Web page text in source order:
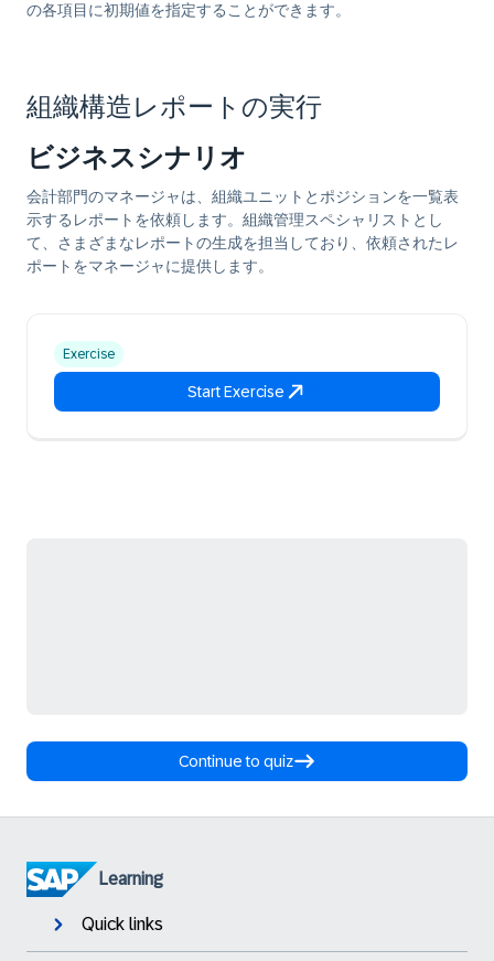
の各項目に初期値を指定することができます。
組織構造レポートの実行
ビジネスシナリオ
会計部門のマネージャは、組織ユニットとポジションを一覧表
示するレポートを依頼します。組織管理スペシャリストとし
て、さまざまなレポートの生成を担当しており、依頼されたレ
ポートをマネージャに提供します。
Exercise
Start Exercise
Continue to quiz
Learning
Quick links